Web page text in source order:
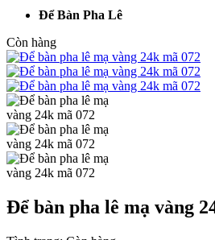
Để Bàn Pha Lê
Còn hàng
Để bàn pha lê mạ vàng